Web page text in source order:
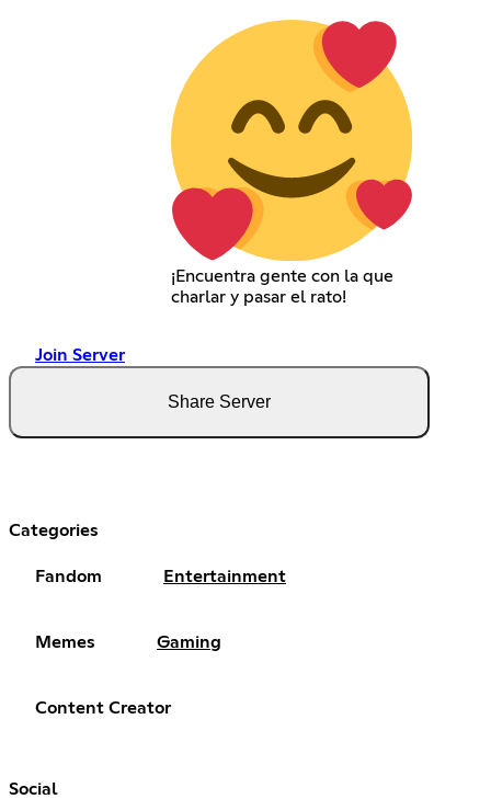
¡Encuentra gente con la que
charlar y pasar el rato!
Join Server
Share Server
Categories
Fandom Entertainment
Memes Gaming
Content Creator
Social